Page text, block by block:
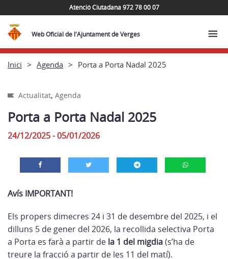
Atenció Ciutadana 972 78 00 07
Web Oficial de l'Ajuntament de Verges
Inici Agenda Porta a Porta Nadal 2025
Actualitat, Agenda
Porta a Porta Nadal 2025
24/12/2025 - 05/01/2026
Avís IMPORTANT!
Els propers dimecres 24 i 31 de desembre del 2025, i el
dilluns 5 de gener del 2026, la recollida selectiva Porta
a Porta es farà a partir de la 1 del migdia(s’ha de
treure la fracció a partir de les 11 del matí).